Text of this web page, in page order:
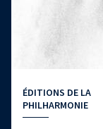
ÉDITIONS DE LA
PHILHARMONIE